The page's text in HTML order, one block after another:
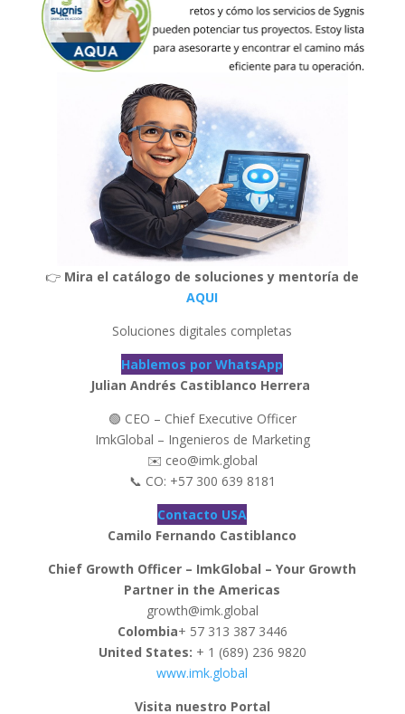
👉 Mira el catálogo de soluciones y mentoría de
AQUI
Soluciones digitales completas
Hablemos por WhatsApp
Julian Andrés Castiblanco Herrera
🟢 CEO – Chief Executive Officer
ImkGlobal – Ingenieros de Marketing
✉️ ceo@imk.global
📞 CO: +57 300 639 8181
Contacto USA
Camilo Fernando Castiblanco
Chief Growth Officer – ImkGlobal – Your Growth
Partner in the Americas
growth@imk.global
Colombia+ 57 313 387 3446
United States: + 1 (689) 236 9820
www.imk.global
Visita nuestro Portal